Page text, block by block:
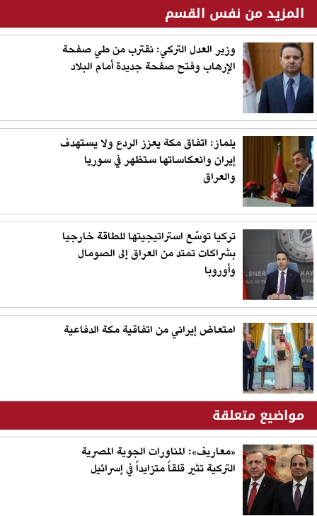
المزيد من نفس القسم
وزير العدل التركي: نقترب من طي صفحة
الإرهاب وفتح صفحة جديدة أمام البلاد
يلماز: اتفاق مكة يعزز الردع ولا يستهدف
إيران وانعكاساتها ستظهر في سوريا
والعراق
تركيا توسّع استراتيجيتها للطاقة خارجيا
بشراكات تمتد من العراق إلى الصومال
وأوروبا
امتعاض إيراني من اتفاقية مكة الدفاعية
مواضيع متعلقة
«معاريف»: المناورات الجوية المصرية
التركية تثير قلقاً متزايداً في إسرائيل